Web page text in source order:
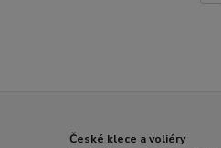
České klece a voliéry